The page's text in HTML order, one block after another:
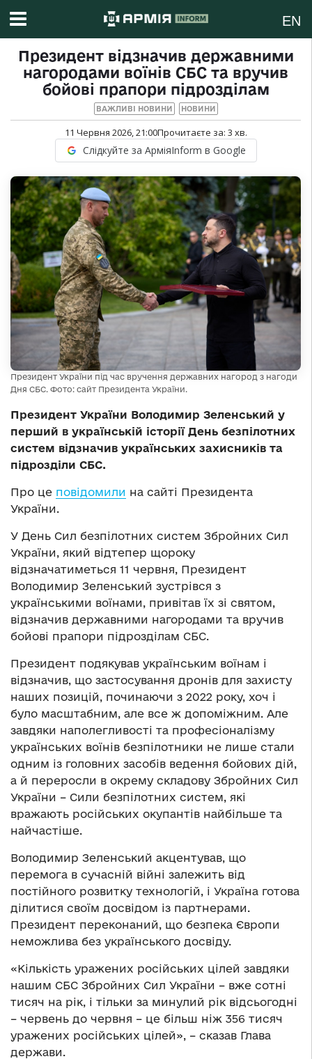
EN
Президент відзначив державними
нагородами воїнів СБС та вручив
бойові прапори підрозділам
ВАЖЛИВІ НОВИНИ НОВИНИ
11 Червня 2026, 21:00Прочитаєте за: 3 хв.
Слідкуйте за АрміяInform в Google
Президент України під час вручення державних нагород з нагоди
Дня СБС. Фото: сайт Президента України.
Президент України Володимир Зеленський у
перший в українській історії День безпілотних
систем відзначив українських захисників та
підрозділи СБС.
Про це повідомили на сайті Президента
України.
У День Сил безпілотних систем Збройних Сил
України, який відтепер щороку
відзначатиметься 11 червня, Президент
Володимир Зеленський зустрівся з
українськими воїнами, привітав їх зі святом,
відзначив державними нагородами та вручив
бойові прапори підрозділам СБС.
Президент подякував українським воїнам і
відзначив, що застосування дронів для захисту
наших позицій, починаючи з 2022 року, хоч і
було масштабним, але все ж допоміжним. Але
завдяки наполегливості та професіоналізму
українських воїнів безпілотники не лише стали
одним із головних засобів ведення бойових дій,
а й переросли в окрему складову Збройних Сил
України – Сили безпілотних систем, які
вражають російських окупантів найбільше та
найчастіше.
Володимир Зеленський акцентував, що
перемога в сучасній війні залежить від
постійного розвитку технологій, і Україна готова
ділитися своїм досвідом із партнерами.
Президент переконаний, що безпека Європи
неможлива без українського досвіду.
«Кількість уражених російських цілей завдяки
нашим СБС Збройних Сил України – вже сотні
тисяч на рік, і тільки за минулий рік відсьогодні
– червень до червня – це більш ніж 356 тисяч
уражених російських цілей», – сказав Глава
держави.